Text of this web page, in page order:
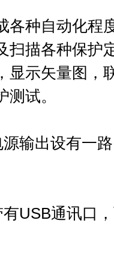
种自动化程
扫描各种保护
显示矢量图，
试。
输出设有一
USB通讯口